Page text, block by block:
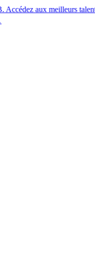
meilleurs talents avec G-P